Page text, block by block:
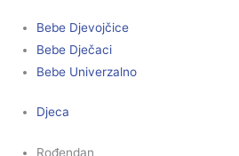
Bebe Djevojčice
Bebe Dječaci
Bebe Univerzalno
Djeca
Rođendan